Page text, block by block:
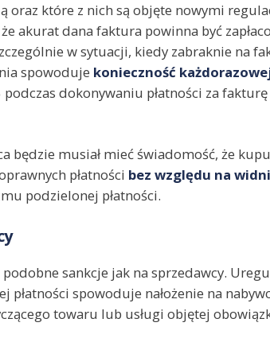
oraz które z nich są objęte nowymi
akurat dana faktura powinna być
w sytuacji, kiedy zabraknie na
spowoduje konieczność
podczas dokonywaniu płatności za
będzie musiał mieć świadomość, że
płatności bez względu na
podzielonej płatności.
podobne sankcje jak na sprzedawcy.
płatności spowoduje nałożenie na
towaru lub usługi objętej